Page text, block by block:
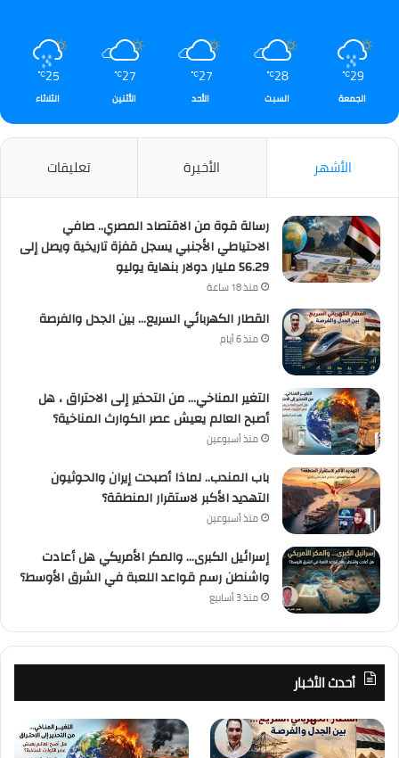
29
℃
الجمعة
28
℃
السبت
27
℃
الأحد
27
℃
الأثنين
25
℃
الثلاثاء
الأشهر الأخيرة تعليقات
رسالة قوة من الاقتصاد المصري.. صافي
الاحتياطي الأجنبي يسجل قفزة تاريخية ويصل إلى
56.29 مليار دولار بنهاية يوليو
منذ 18 ساعة
القطار الكهربائي السريع… بين الجدل والفرصة
منذ 6 أيام
التغير المناخي… من التحذير إلى الاحتراق ، هل
أصبح العالم يعيش عصر الكوارث المناخية؟
منذ أسبوعين
باب المندب.. لماذا أصبحت إيران والحوثيون
التهديد الأكبر لاستقرار المنطقة؟
منذ أسبوعين
إسرائيل الكبرى… والمكر الأمريكي هل أعادت
واشنطن رسم قواعد اللعبة في الشرق الأوسط؟
منذ 3 أسابيع
أحدث الأخبار